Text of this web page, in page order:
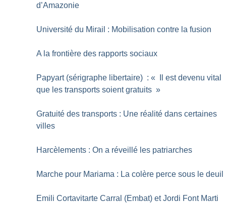
d’Amazonie
Université du Mirail : Mobilisation contre la fusion
A la frontière des rapports sociaux
Papyart (sérigraphe libertaire) : «
Il est devenu vital
que les transports soient gratuits »
Gratuité des transports : Une réalité dans certaines
villes
Harcèlements : On a réveillé les patriarches
Marche pour Mariama : La colère perce sous le deuil
Emili Cortavitarte Carral (Embat) et Jordi Font Marti